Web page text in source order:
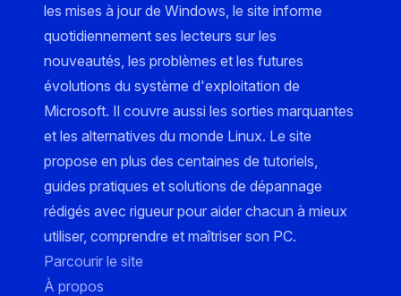
les mises à jour de Windows, le site informe
quotidiennement ses lecteurs sur les
nouveautés, les problèmes et les futures
évolutions du système d'exploitation de
Microsoft. Il couvre aussi les sorties marquantes
et les alternatives du monde Linux. Le site
propose en plus des centaines de tutoriels,
guides pratiques et solutions de dépannage
rédigés avec rigueur pour aider chacun à mieux
utiliser, comprendre et maîtriser son PC.
Parcourir le site
À propos